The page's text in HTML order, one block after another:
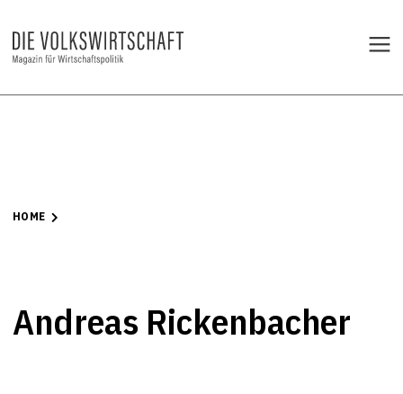
HOME
Andreas Rickenbacher